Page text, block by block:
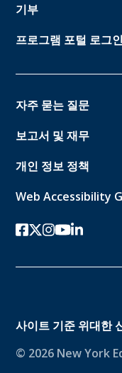
기부
프로그램 포털 로그인
자주 묻는 질문
보고서 및 재무
개인 정보 정책
Web Accessibility
페이스북
트위터-x
인스 타 그램
유튜브링크드인
사이트 기준 위대한
© 2026 New York